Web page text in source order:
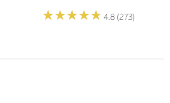
★★★★★
★★★★★ 4.8 (273)